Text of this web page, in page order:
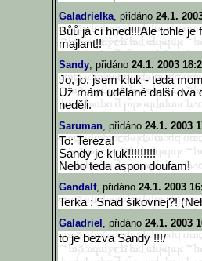
Galadrielka, přidáno 24.1.
Bůů já ci hned!!!Ale tohle
majlant!!
Sandy, přidáno 24.1. 2003
Jo, jo, jsem kluk - teda
Už mám udělané další dva
neděli.
Saruman, přidáno 24.1. 2003
To: Tereza!
Sandy je kluk!!!!!!!!!
Nebo teda aspon doufam!
Gandalf, přidáno 24.1. 2003
Terka : Snad šikovnej?!
Galadriel , přidáno 24.1. 2003
to je bezva Sandy !!!/